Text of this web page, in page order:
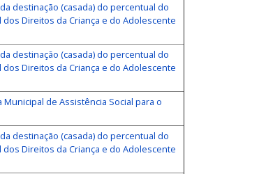
destinação (casada) do percentual do
Direitos da Criança e do Adolescente
destinação (casada) do percentual do
Direitos da Criança e do Adolescente
de Assistência Social para o
destinação (casada) do percentual do
Direitos da Criança e do Adolescente